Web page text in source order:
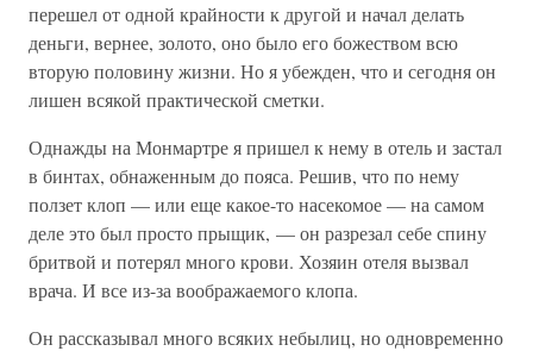
перешел от одной крайности к другой и начал делать
деньги, вернее, золото, оно было его божеством всю
вторую половину жизни. Но я убежден, что и сегодня он
лишен всякой практической сметки.
Однажды на Монмартре я пришел к нему в отель и застал
в бинтах, обнаженным до пояса. Решив, что по нему
ползет клоп — или еще какое-то насекомое — на самом
деле это был просто прыщик, — он разрезал себе спину
бритвой и потерял много крови. Хозяин отеля вызвал
врача. И все из-за воображаемого клопа.
Он рассказывал много всяких небылиц, но одновременно